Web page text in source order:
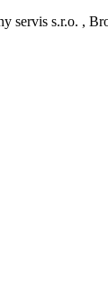
servis s.r.o. ,